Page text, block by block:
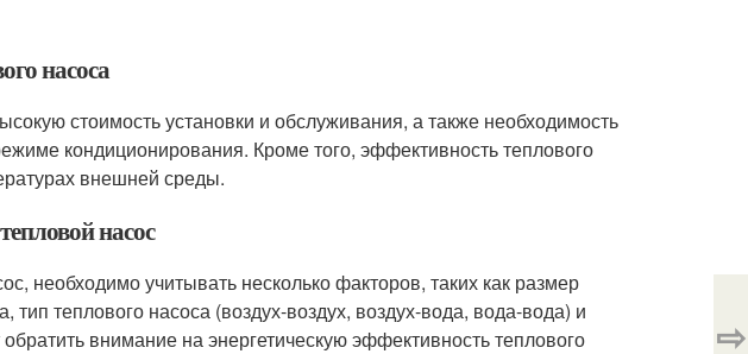
насоса
стоимость установки и обслуживания, а также необходимость
кондиционирования. Кроме того, эффективность теплового
внешней среды.
насос
необходимо учитывать несколько факторов, таких как размер
теплового насоса (воздух-воздух, воздух-вода, вода-вода) и
внимание на энергетическую эффективность теплового
⇨